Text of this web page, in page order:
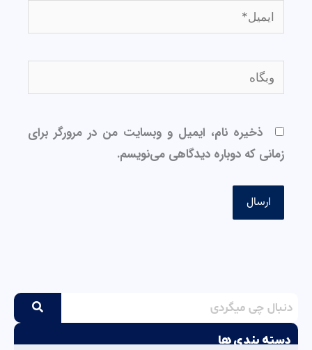
دسته بندی ها
ایمیل*
وبگاه
ذخیره نام، ایمیل و وبسایت من در مرورگر برای
زمانی که دوباره دیدگاهی می‌نویسم.